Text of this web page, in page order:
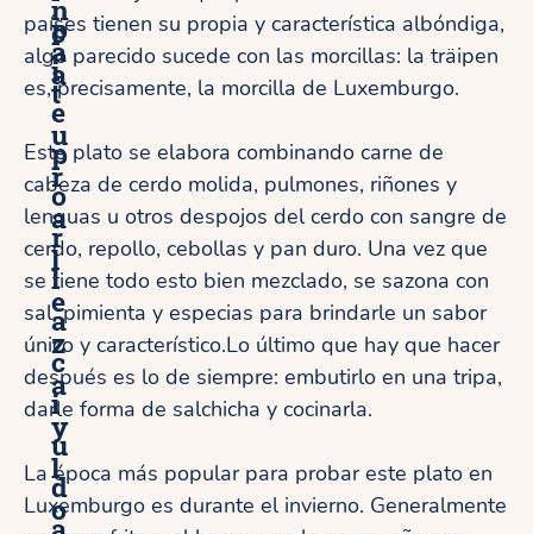
c
a
n
a
t
u
r
a
l
e
z
a
y
l
o
p
i
e
p
o
r
l
a
c
i
u
d
países tienen su propia y característica albóndiga,
algo parecido sucede con las morcillas: la träipen
es, precisamente, la morcilla de Luxemburgo.
Este plato se elabora combinando carne de
cabeza de cerdo molida, pulmones, riñones y
lenguas u otros despojos del cerdo con sangre de
cerdo, repollo, cebollas y pan duro. Una vez que
se tiene todo esto bien mezclado, se sazona con
sal, pimienta y especias para brindarle un sabor
único y característico.Lo último que hay que hacer
después es lo de siempre: embutirlo en una tripa,
darle forma de salchicha y cocinarla.
La época más popular para probar este plato en
Luxemburgo es durante el invierno. Generalmente